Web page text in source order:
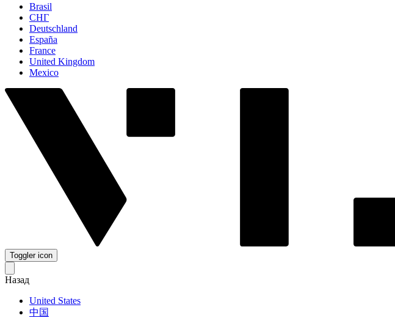
Brasil
СНГ
Deutschland
España
France
United Kingdom
Mexico
Toggler icon
Назад
United States
中国